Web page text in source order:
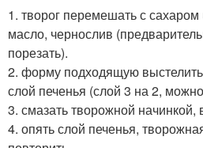
1. творог перемешать с
масло, чернослив
порезать).
2. форму подходящую
слой печенья (слой 3 на 2,
3. смазать творожной
4. опять слой печенья,